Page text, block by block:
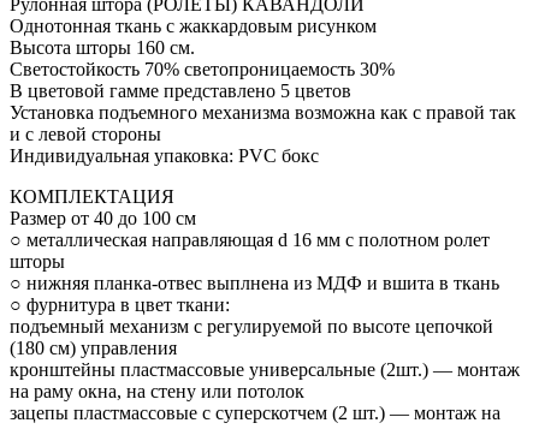
Однотонная ткань с жаккардовым рисунком
Высота шторы 160 см.
Светостойкость 70% светопроницаемость 30%
В цветовой гамме представлено 5 цветов
Установка подъемного механизма возможна как с правой так
и с левой стороны
Индивидуальная упаковка: PVC бокс
КОМПЛЕКТАЦИЯ
Размер от 40 до 100 см
○ металлическая направляющая d 16 мм с полотном ролет
шторы
○ нижняя планка-отвес выплнена из МДФ и вшита в ткань
○ фурнитура в цвет ткани:
подъемный механизм с регулируемой по высоте цепочкой
(180 см) управления
кронштейны пластмассовые универсальные (2шт.) — монтаж
на раму окна, на стену или потолок
зацепы пластмассовые с суперскотчем (2 шт.) — монтаж на